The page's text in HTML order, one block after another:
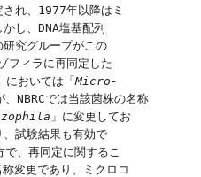
され、1977年以降はミ
し、DNA塩基配列
究グループがこの
フィラに再同定した
においては「Micro-
NBRCでは当該菌株の名称
」に変更してお
試験結果も有効で
、再同定に関するこ
変更であり、ミクロコ